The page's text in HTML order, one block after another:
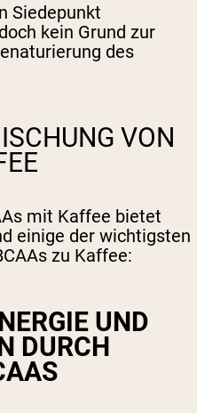
Siedepunkt
kein Grund zur
des
VON
mit Kaffee bietet
einige der wichtigsten
zu Kaffee:
UND
DURCH